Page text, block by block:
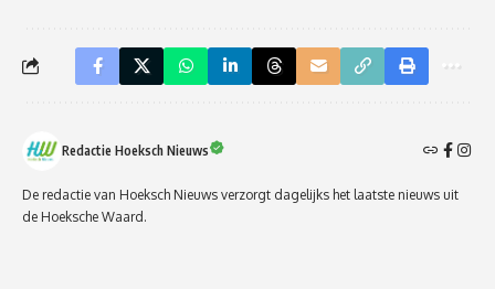
Redactie Hoeksch Nieuws
De redactie van Hoeksch Nieuws verzorgt dagelijks het laatste nieuws uit
de Hoeksche Waard.